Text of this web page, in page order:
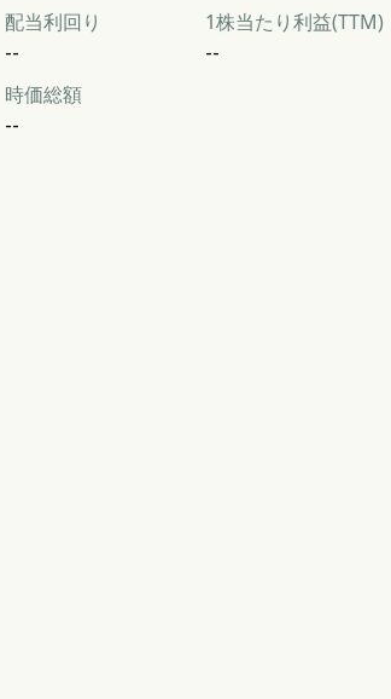
配当利回り
--
1株当たり利益(TTM)
--
時価総額
--